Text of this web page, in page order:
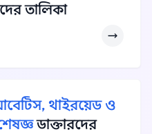
তালিকা
থাইরয়েড ও
ডাক্তারদের